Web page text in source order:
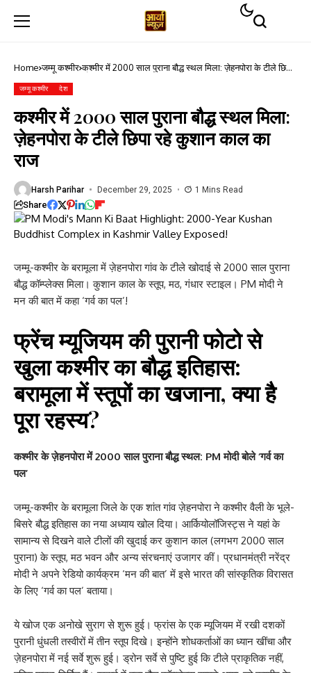
Home जम्मू कश्मीर कश्मीर में 2000 साल पुराना बौद्ध स्थल मिला: ज़ेहनपोरा के टीले छिपा
जम्मू कश्मीर देश
कश्मीर में 2000 साल पुराना बौद्ध स्थल मिला:
ज़ेहनपोरा के टीले छिपा रहे कुशान काल का
राज
Harsh Parihar December 29, 2025 1 Mins Read
Share
जम्मू-कश्मीर के बरामूला में ज़ेहनपोरा गांव के टीले खोदाई से 2000 साल पुराना
बौद्ध कॉम्प्लेक्स मिला। कुशान काल के स्तूप, मठ, गंधार स्टाइल। PM मोदी ने
मन की बात में कहा ‘गर्व का पल’!
फ्रेंच म्यूजियम की पुरानी फोटो से
खुला कश्मीर का बौद्ध इतिहास:
बरामूला में स्तूपों का खजाना, क्या है
पूरा रहस्य?
कश्मीर के ज़ेहनपोरा में 2000 साल पुराना बौद्ध स्थल: PM मोदी बोले ‘गर्व का
पल’
जम्मू-कश्मीर के बरामूला जिले के एक शांत गांव ज़ेहनपोरा ने कश्मीर वैली के भूले-
बिसरे बौद्ध इतिहास का नया अध्याय खोल दिया। आर्कियोलॉजिस्ट्स ने यहां के
सामान्य से दिखने वाले टीलों की खुदाई कर कुशान काल (लगभग 2000 साल
पुराना) के स्तूप, मठ भवन और अन्य संरचनाएं उजागर कीं। प्रधानमंत्री नरेंद्र
मोदी ने अपने रेडियो कार्यक्रम ‘मन की बात’ में इसे भारत की सांस्कृतिक विरासत
के लिए ‘गर्व का पल’ बताया।
ये खोज एक अनोखे सुराग से शुरू हुई। फ्रांस के एक म्यूजियम में रखी दशकों
पुरानी धुंधली तस्वीरों में तीन स्तूप दिखे। इन्होंने शोधकर्ताओं का ध्यान खींचा और
ज़ेहनपोरा में नई सर्वे शुरू हुई। ड्रोन सर्वे से पुष्टि हुई कि टीले प्राकृतिक नहीं,